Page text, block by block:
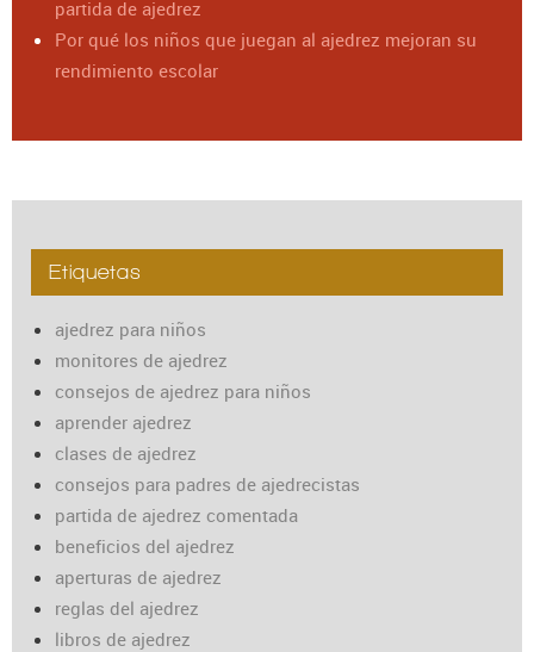
partida de ajedrez
Por qué los niños que juegan al ajedrez mejoran su
rendimiento escolar
Etiquetas
ajedrez para niños
monitores de ajedrez
consejos de ajedrez para niños
aprender ajedrez
clases de ajedrez
consejos para padres de ajedrecistas
partida de ajedrez comentada
beneficios del ajedrez
aperturas de ajedrez
reglas del ajedrez
libros de ajedrez